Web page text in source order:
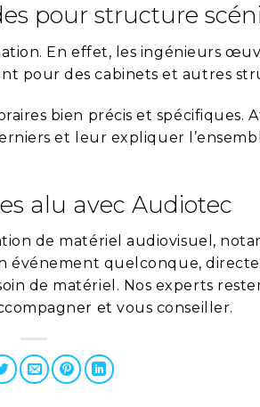
pour structure
En effet, les ingénieurs
pour des cabinets et autres
bien précis et spécifiques.
et leur expliquer
alu avec Audiotec
de matériel audiovisuel,
événement quelconque,
de matériel. Nos experts
et vous conseiller.